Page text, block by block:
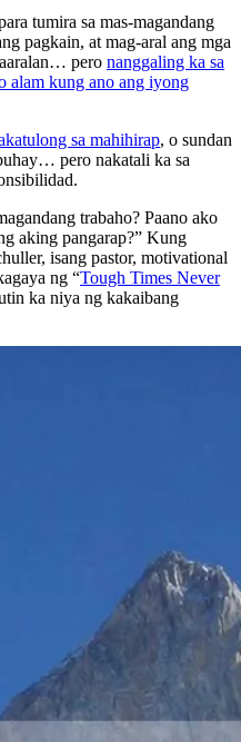
tumira sa mas-magandang
pagkain, at mag-aral ang mga
pero nanggaling ka sa
alam kung ano ang iyong
sa mahihirap, o sundan
pero nakatali ka sa
trabaho? Paano ako
aking pangarap?” Kung
isang pastor, motivational
ng “Tough Times Never
ka niya ng kakaibang